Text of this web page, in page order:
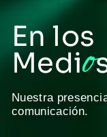
En los
Medio
Nuestra
comunicación.